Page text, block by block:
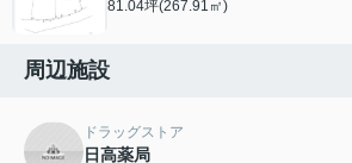
81.04坪(267.91㎡)
周辺施設
ドラッグストア
日高薬局